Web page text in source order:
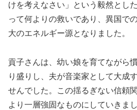
けを考えなさい」という毅然とし
って何よりの救いであり、異国で
大のエネルギー源となりました。
貢子さんは、幼い娘を育てながら
り盛りし、夫が音楽家として大成
せんでした。この揺るぎない信頼
より一層強固なものにしていきま